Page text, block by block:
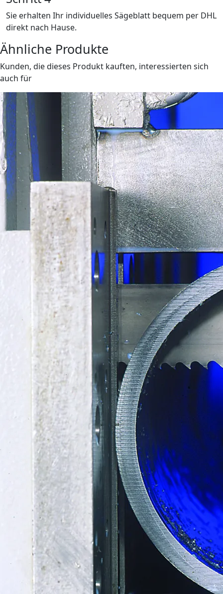
Sie erhalten Ihr individuelles Sägeblatt bequem per DHL
direkt nach Hause.
Ähnliche Produkte
Kunden, die dieses Produkt kauften, interessierten sich
auch für